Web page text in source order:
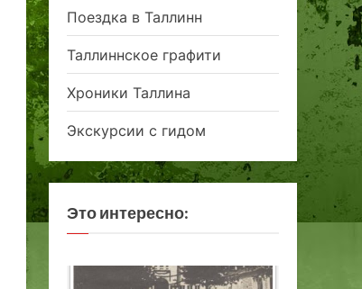
Поездка в Таллинн
Таллиннское графити
Хроники Таллина
Экскурсии с гидом
Это интересно: